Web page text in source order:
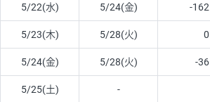
5/22(水) 5/24(金) -162
5/23(木) 5/28(火) 0
5/24(金) 5/28(火) -36
5/25(土) -